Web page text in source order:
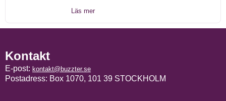
Läs mer
Kontakt
E-post: kontakt@buzzter.se
Postadress: Box 1070, 101 39 STOCKHOLM